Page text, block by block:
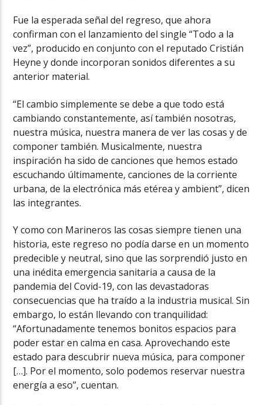
Fue la esperada señal del regreso, que ahora
confirman con el lanzamiento del single “Todo a la
vez”, producido en conjunto con el reputado Cristián
Heyne y donde incorporan sonidos diferentes a su
anterior material.
“El cambio simplemente se debe a que todo está
cambiando constantemente, así también nosotras,
nuestra música, nuestra manera de ver las cosas y de
componer también. Musicalmente, nuestra
inspiración ha sido de canciones que hemos estado
escuchando últimamente, canciones de la corriente
urbana, de la electrónica más etérea y ambient”, dicen
las integrantes.
Y como con Marineros las cosas siempre tienen una
historia, este regreso no podía darse en un momento
predecible y neutral, sino que las sorprendió justo en
una inédita emergencia sanitaria a causa de la
pandemia del Covid-19, con las devastadoras
consecuencias que ha traído a la industria musical. Sin
embargo, lo están llevando con tranquilidad:
“Afortunadamente tenemos bonitos espacios para
poder estar en calma en casa. Aprovechando este
estado para descubrir nueva música, para componer
[…]. Por el momento, solo podemos reservar nuestra
energía a eso”, cuentan.